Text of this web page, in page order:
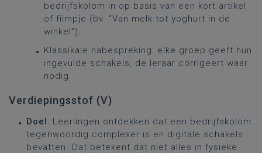
bedrijfskolom in op basis van een kort artikel
of filmpje (bv. “Van melk tot yoghurt in de
winkel”).
Klassikale nabespreking: elke groep geeft hun
ingevulde schakels, de leraar corrigeert waar
nodig.
Verdiepingsstof (V)
Doel: Leerlingen ontdekken dat een bedrijfskolom
tegenwoordig complexer is en digitale schakels
bevatten. Dat betekent dat niet alles in fysieke